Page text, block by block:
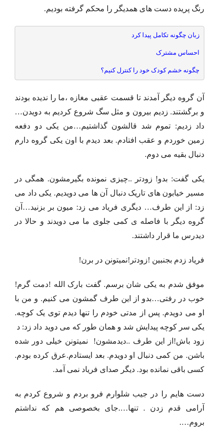
رنگ پریده دست های همدیگر را محکم گرفته بودیم.
زبان چگونه تکامل پیدا کرد
احساس مشترک
چگونه خشم کودک خود را کنترل کنیم؟
آن گروه دیگر آمدند تا قسمت عقبی مغازه ،ما را ندیده بودند
و برگشتند. زدیم بیرون و مثل سگ شروع کردیم به دویدن…
داد زدیم: تموم شد قالشون گذاشتیم…من یکی دو دفعه
زمین خوردم و عقب افتادم. بعد دیدم با اون یکی گروه دارم
دنبال بقیه می دوم.
یکی گفت: بدو! زودتر ..چیزی نمونده بگیرمشون. همگی در
مسیر خیابون های تاریک دنبال آن ها می دویدیم. یکی داد می
زد: از این طرف… دیگری فریاد می زد: میون بر بزنید…آن
گروه دیگر با فاصله ی کمی جلوی ما می دویدند و حالا در
دیدرس ما قرار داشتند.
فریاد زدم بجنبین !زودتر!نمیتونن در برن!
موفق شدم به یکی شان برسم. گفت بارک الله !دمت گرم!
خوب در رفتی…بدو از این طرف گمشون می کنیم. و من با
او می دویدم. پس از مدتی خودم را تنها دیدم توی یک کوچه.
یکی سر کوچه پیدایش شد و همان طور که می دوید داد زد: د
زود باش!از این طرف ..دیدمشون! نمیتونن خیلی دور شده
باشن. من کمی دنبال او دویدم. بعد ایستادم.عرق کرده بودم.
کسی باقی نمانده بود. دیگر صدای فریاد نمی آمد.
دست هایم را در جیب شلوارم فرو بردم و شروع کردم به
آرامی قدم زدن . تنها….جای بخصوصی هم که نداشتم
بروم….